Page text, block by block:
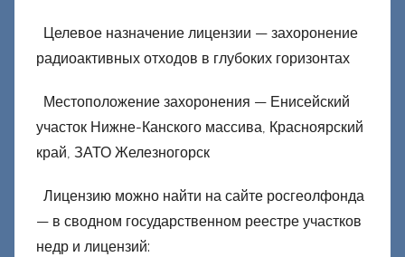
Целевое назначение лицензии — захоронение
радиоактивных отходов в глубоких горизонтах
Местоположение захоронения — Енисейский
участок Нижне-Канского массива, Красноярский
край, ЗАТО Железногорск
Лицензию можно найти на сайте росгеолфонда
— в сводном государственном реестре участков
недр и лицензий: